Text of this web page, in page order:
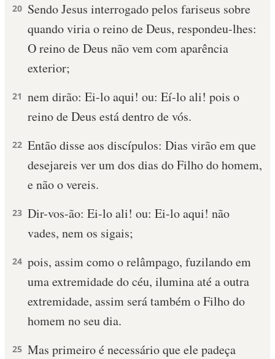
20 Sendo Jesus interrogado pelos fariseus sobre
quando viria o reino de Deus, respondeu-lhes:
O reino de Deus não vem com aparência
exterior;
21 nem dirão: Ei-lo aqui! ou: Eí-lo ali! pois o
reino de Deus está dentro de vós.
22 Então disse aos discípulos: Dias virão em que
desejareis ver um dos dias do Filho do homem,
e não o vereis.
23 Dir-vos-ão: Ei-lo ali! ou: Ei-lo aqui! não
vades, nem os sigais;
24 pois, assim como o relâmpago, fuzilando em
uma extremidade do céu, ilumina até a outra
extremidade, assim será também o Filho do
homem no seu dia.
25 Mas primeiro é necessário que ele padeça